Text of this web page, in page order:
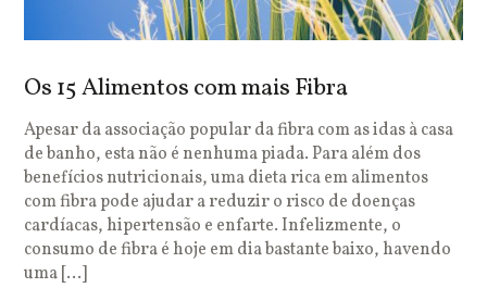
Os 15 Alimentos com mais Fibra
Apesar da associação popular da fibra com as idas à casa
de banho, esta não é nenhuma piada. Para além dos
benefícios nutricionais, uma dieta rica em alimentos
com fibra pode ajudar a reduzir o risco de doenças
cardíacas, hipertensão e enfarte. Infelizmente, o
consumo de fibra é hoje em dia bastante baixo, havendo
uma […]